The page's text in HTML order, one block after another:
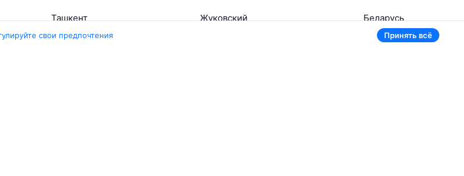
Ташкент
Белен
Жуковский
Беларусь
Россия
Таджикистан
свои предпочтения Принять всё